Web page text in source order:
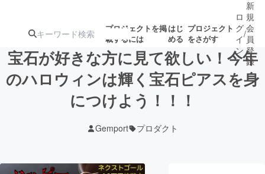
プロジェクトを掲
載するには
はじ
める
プロジェクト
をさがす
注目のリ 注目の新着プロ
ジェクト
募集終了が近いプ
ロ
グ
イ
ン
/
新
規
会
員
登
録
宝石が好きな方に見て欲しい！今年
のハロウィンは輝く宝石ピアスを身
につけよう！！！
Gemport プロダクト